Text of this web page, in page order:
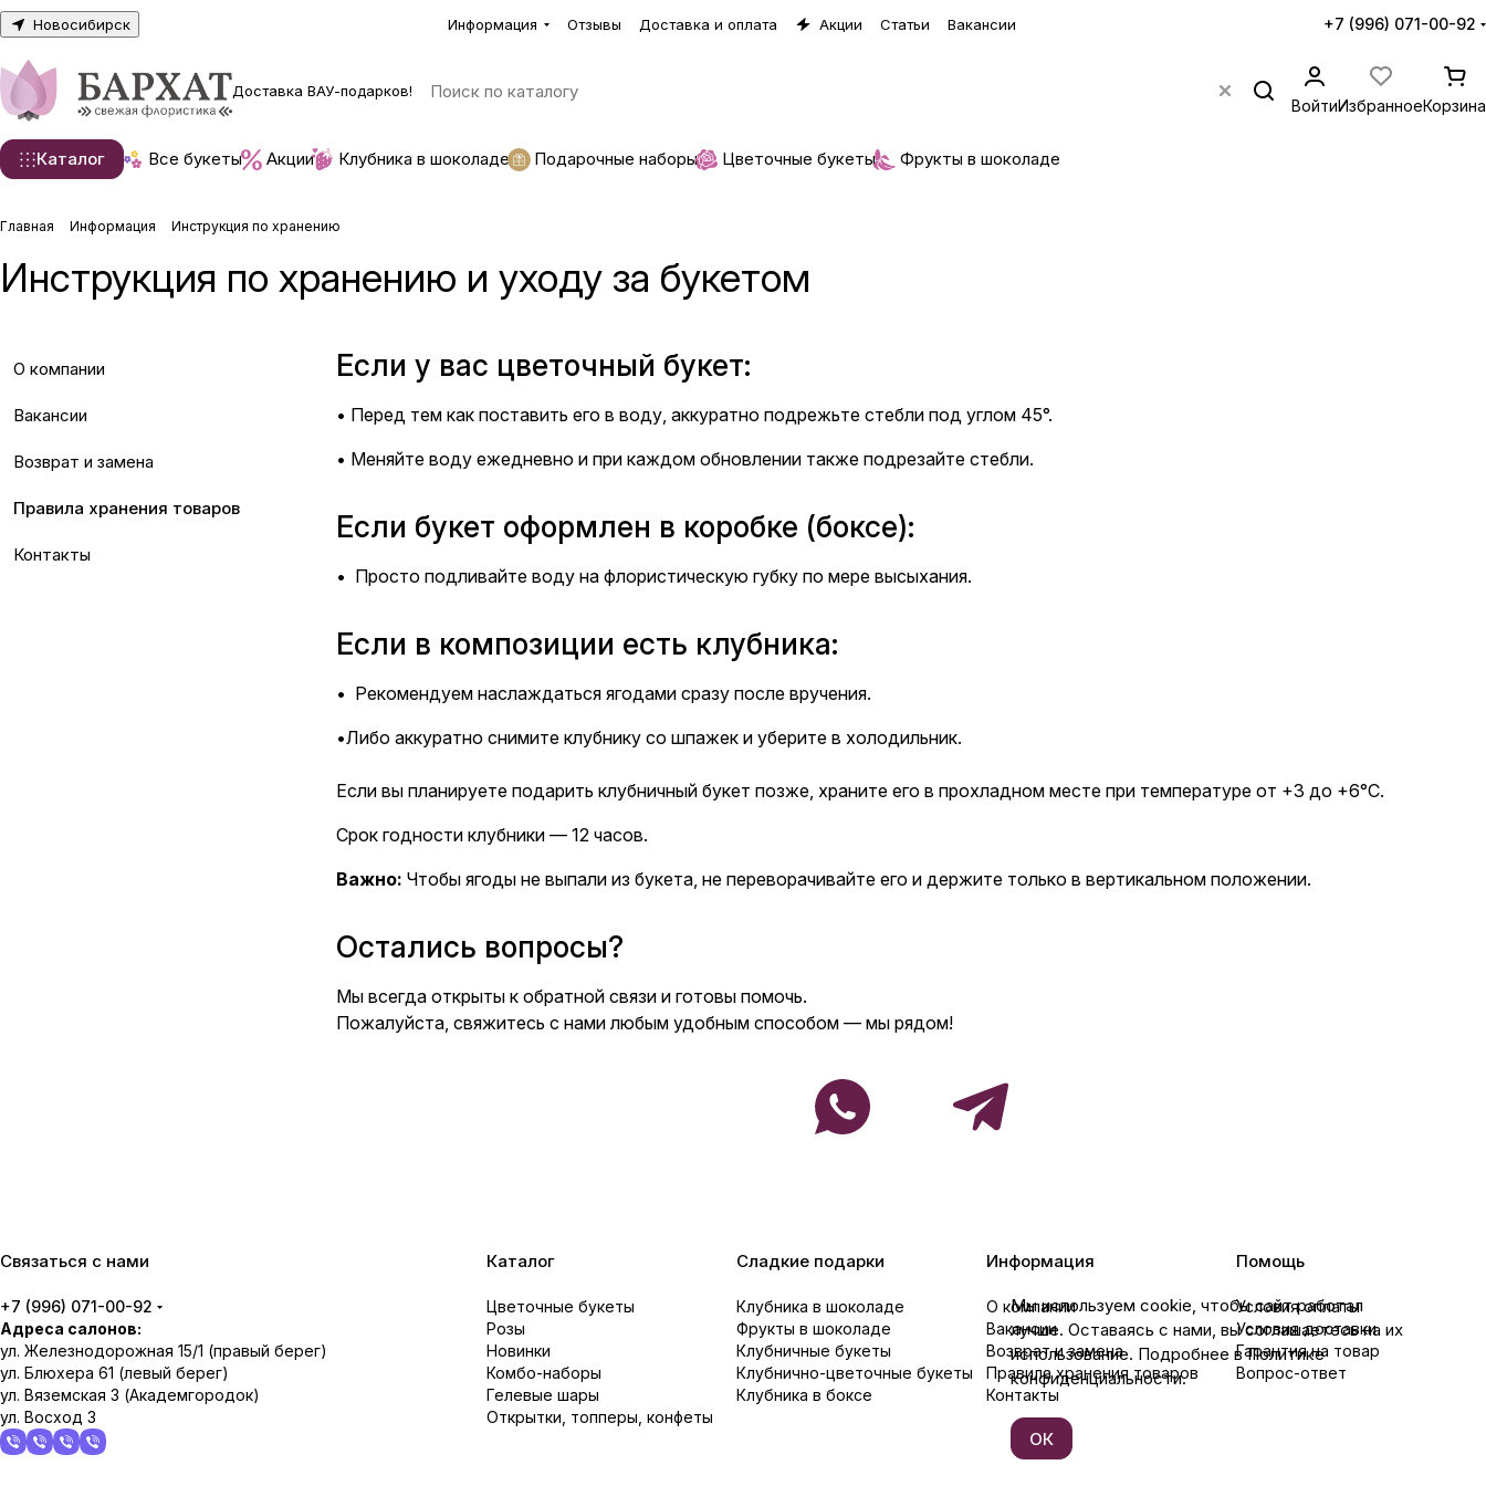
Новосибирск Информация Отзывы Доставка и оплата Акции Статьи Вакансии +7 (996) 071-00-92
Доставка ВАУ-подарков!
ВойтиИзбранноеКорзина
Каталог Все букеты Акции Клубника в шоколаде Подарочные наборы Цветочные букеты Фрукты в шоколаде
Главная Информация Инструкция по хранению
Инструкция по хранению и уходу за букетом
Если у вас цветочный букет:
• Перед тем как поставить его в воду, аккуратно подрежьте стебли под углом 45°.
• Меняйте воду ежедневно и при каждом обновлении также подрезайте стебли.
Если букет оформлен в коробке (боксе):
• Просто подливайте воду на флористическую губку по мере высыхания.
Если в композиции есть клубника:
• Рекомендуем наслаждаться ягодами сразу после вручения.
•Либо аккуратно снимите клубнику со шпажек и уберите в холодильник.
Если вы планируете подарить клубничный букет позже, храните его в прохладном месте при температуре от +3 до +6°C.
Срок годности клубники — 12 часов.
Важно: Чтобы ягоды не выпали из букета, не переворачивайте его и держите только в вертикальном положении.
Остались вопросы?
Мы всегда открыты к обратной связи и готовы помочь.
Пожалуйста, свяжитесь с нами любым удобным способом — мы рядом!
О компании
Вакансии
Возврат и замена
Правила хранения товаров
Контакты
Связаться с нами
+7 (996) 071-00-92
Адреса салонов:
ул. Железнодорожная 15/1 (правый берег)
ул. Блюхера 61 (левый берег)
ул. Вяземская 3 (Академгородок)
ул. Восход 3
Каталог
Цветочные букеты
Розы
Новинки
Комбо-наборы
Гелевые шары
Открытки, топперы, конфеты
Сладкие подарки
Клубника в шоколаде
Фрукты в шоколаде
Клубничные букеты
Клубнично-цветочные букеты
Клубника в боксе
Информация
О компании
Вакансии
Возврат и замена
Правила хранения товаров
Контакты
Помощь
Условия оплаты
Условия доставки
Гарантия на товар
Вопрос-ответ
Мы используем cookie, чтобы сайт работал
лучше. Оставаясь с нами, вы соглашаетесь на их
использование. Подробнее в Политике
конфиденциальности.
ОК